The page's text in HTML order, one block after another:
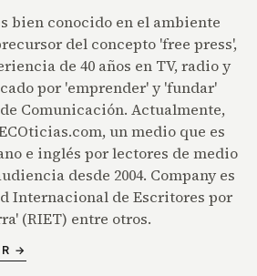
bien conocido en el ambiente
del concepto 'free press',
de 40 años en TV, radio y
por 'emprender' y 'fundar'
Comunicación. Actualmente,
un medio que es
e inglés por lectores de medio
desde 2004. Company es
Internacional de Escritores por
(RIET) entre otros.
→